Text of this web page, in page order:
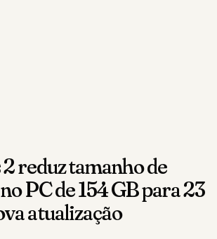
reduz tamanho de
PC de 154 GB para 23
atualização